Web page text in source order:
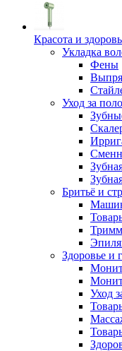
Красота и
Укладка
Фены
Уход за
Бритьё и
Здоровье и
Уход